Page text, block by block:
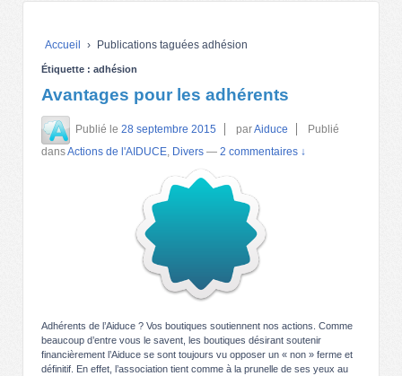
Accueil › Publications taguées adhésion
Étiquette : adhésion
Avantages pour les adhérents
Publié le 28 septembre 2015 parAiduce
Publié
dansActions de l'AIDUCE, Divers — 2 commentaires ↓
Adhérents de l’Aiduce ? Vos boutiques soutiennent nos actions. Comme
beaucoup d’entre vous le savent, les boutiques désirant soutenir
financièrement l’Aiduce se sont toujours vu opposer un « non » ferme et
définitif. En effet, l’association tient comme à la prunelle de ses yeux au